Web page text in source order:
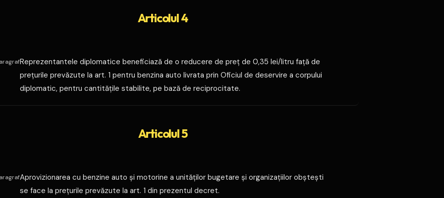
Articolul 4
Reprezentantele diplomatice beneficiază de o reducere de preţ de 0,35 lei/litru faţă de
preţurile prevăzute la art. 1 pentru benzina auto livrata prin Oficiul de deservire a corpului
diplomatic, pentru cantităţile stabilite, pe bază de reciprocitate.
Articolul 5
Aprovizionarea cu benzine auto şi motorine a unităţilor bugetare şi organizaţiilor obşteşti
se face la preţurile prevăzute la art. 1 din prezentul decret.